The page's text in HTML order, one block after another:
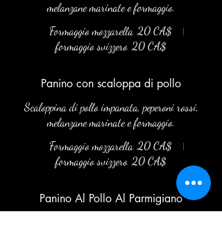
melanzane marinate e formaggio.
Formaggio mozzarella 20 CA$
formaggio svizzero 20 CA$
Panino con scaloppa di pollo
Scaloppina di pollo impanata, peperoni rossi,
melanzane marinate e formaggio.
Formaggio mozzarella 20 CA$
formaggio svizzero 20 CA$
Panino Al Pollo Al Parmigiano